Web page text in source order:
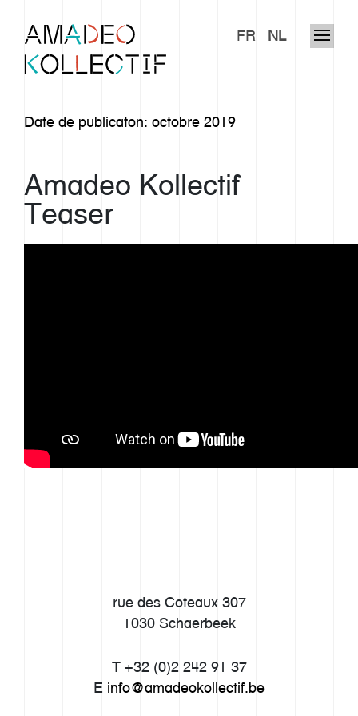
FR NL
Offre
Inspiration
Date de publicaton: octobre 2019
Amadeo Kollectif
Teaser
rue des Coteaux 307
1030 Schaerbeek
T +32 (0)2 242 91 37
E info@amadeokollectif.be